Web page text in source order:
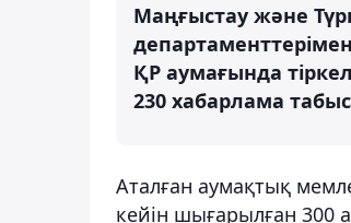
Маңғыстау және
ҚР аумағында
230 хабарлама
Аталған аумақтық
кейін шығарылған 300